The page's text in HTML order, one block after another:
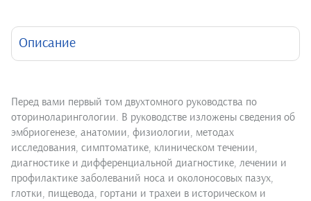
Описание
Перед вами первый том двухтомного руководства по
оториноларингологии. В руководстве изложены сведения об
эмбриогенезе, анатомии, физиологии, методах
исследования, симптоматике, клиническом течении,
диагностике и дифференциальной диагностике, лечении и
профилактике заболеваний носа и околоносовых пазух,
глотки, пищевода, гортани и трахеи в историческом и